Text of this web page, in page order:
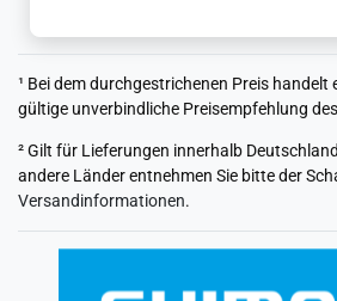
¹ Bei dem durchgestrichenen Preis handelt
gültige unverbindliche Preisempfehlung
² Gilt für Lieferungen innerhalb
andere Länder entnehmen Sie bitte der
Versandinformationen.